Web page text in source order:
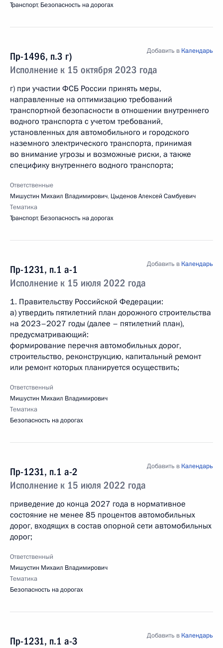
Транспорт, Безопасность на дорогах
Пр-1496, п.3 г)
Исполнение к 15 октября 2023 года
Добавить в Календарь
г) при участии ФСБ России принять меры,
направленные на оптимизацию требований
транспортной безопасности в отношении внутреннего
водного транспорта с учетом требований,
установленных для автомобильного и городского
наземного электрического транспорта, принимая
во внимание угрозы и возможные риски, а также
специфику внутреннего водного транспорта;
Ответственные
Мишустин Михаил Владимирович, Цыденов Алексей Самбуевич
Тематика
Транспорт, Безопасность на дорогах
Пр-1231, п.1 а-1
Исполнение к 15 июля 2022 года
Добавить в Календарь
1. Правительству Российской Федерации:
а) утвердить пятилетний план дорожного строительства
на 2023–2027 годы (далее – пятилетний план),
предусматривающий:
формирование перечня автомобильных дорог,
строительство, реконструкцию, капитальный ремонт
или ремонт которых планируется осуществить;
Ответственный
Мишустин Михаил Владимирович
Тематика
Безопасность на дорогах
Пр-1231, п.1 а-2
Исполнение к 15 июля 2022 года
Добавить в Календарь
приведение до конца 2027 года в нормативное
состояние не менее 85 процентов автомобильных
дорог, входящих в состав опорной сети автомобильных
дорог;
Ответственный
Мишустин Михаил Владимирович
Тематика
Безопасность на дорогах
Пр-1231, п.1 а-3
Добавить в Календарь